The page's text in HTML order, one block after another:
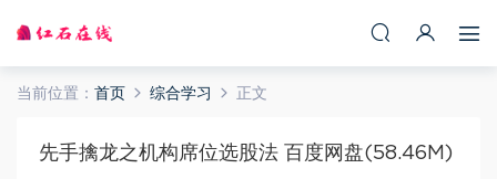
当前位置： 首页 综合学习 正文
先手擒龙之机构席位选股法 百度网盘(58.46M)